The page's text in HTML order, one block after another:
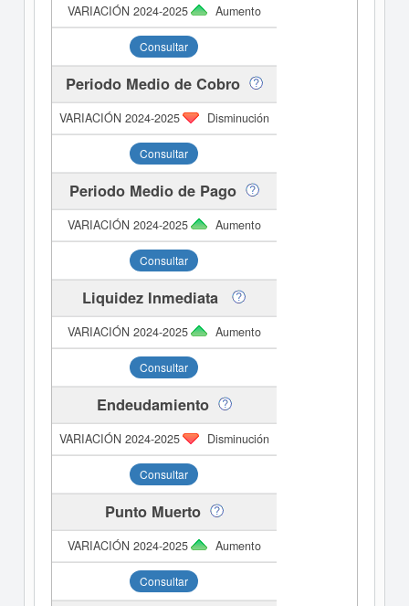
Aumento
Consultar
Periodo Medio de Cobro
Disminución
Consultar
Periodo Medio de Pago
Aumento
Consultar
Liquidez Inmediata
Aumento
Consultar
Endeudamiento
Disminución
Consultar
Punto Muerto
Aumento
Consultar